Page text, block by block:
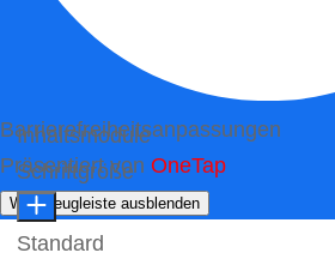
Barrierefreiheitsanpassungen
Präsentiert von OneTap
Werkzeugleiste ausblenden
Inhaltsmodule
Schriftgröße
Standard